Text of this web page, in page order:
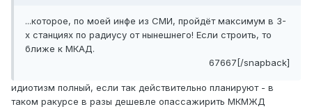
...которое, по моей инфе из СМИ, пройдёт максимум в 3-
х станциях по радиусу от нынешнего! Если строить, то
ближе к МКАД.
67667[/snapback]
идиотизм полный, если так действительно планируют - в
таком ракурсе в разы дешевле опассажирить МКМЖД